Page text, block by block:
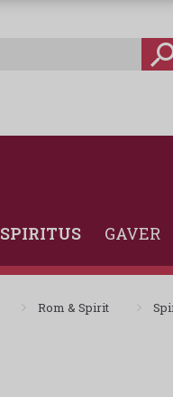
SPIRITUS GAVER
Rom & Spirit